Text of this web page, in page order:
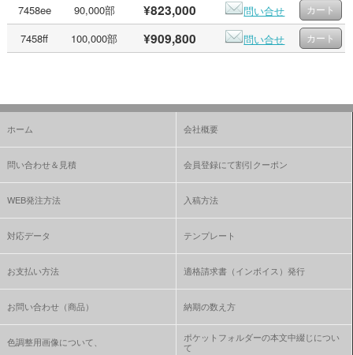
7458ee
90,000部 ¥823,000
問い合せ
7458ff
100,000部 ¥909,800 問い合せ
ホーム 会社概要
問い合わせ＆見積 会員登録にて割引クーポン
WEB発注方法 入稿方法
対応データ テンプレート
お支払い方法 適格請求書（インボイス）発行
お問い合わせ（商品） 納期の数え方
色調整用画像について、
ポケットフォルダーの本文中綴じについ
て